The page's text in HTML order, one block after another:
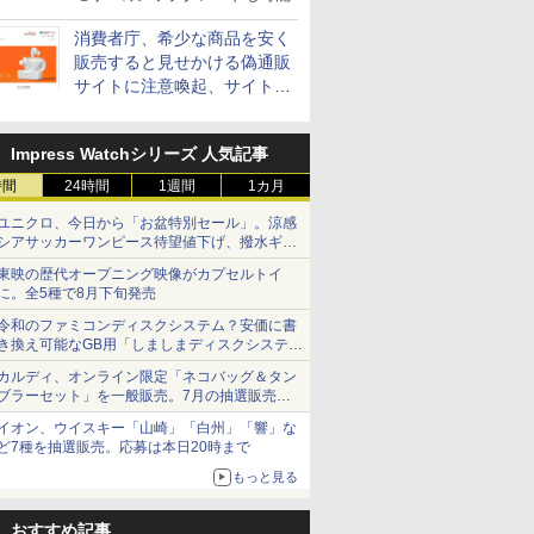
消費者庁、希少な商品を安く
販売すると見せかける偽通販
サイトに注意喚起、サイト名
Impress Watchシリーズ 人気記事
24時間 1週間 1カ月
ニクロ、今日から「お盆特別セール」。涼感
アサッカーワンピース待望値下げ、撥水ギア
ョーツは1990円に
映の歴代オープニング映像がカプセルトイ
。全5種で8月下旬発売
和のファミコンディスクシステム？安価に書
換え可能なGB用「しましまディスクシステ
」
ルディ、オンライン限定「ネコバッグ＆タン
ラーセット」を一般販売。7月の抽選販売の
選無効分
オン、ウイスキー「山崎」「白州」「響」な
7種を抽選販売。応募は本日20時まで
もっと見る